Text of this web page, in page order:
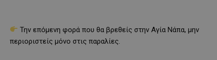
Την επόμενη φορά που θα βρεθείς στην Αγία Νάπα, μην
περιοριστείς μόνο στις παραλίες.